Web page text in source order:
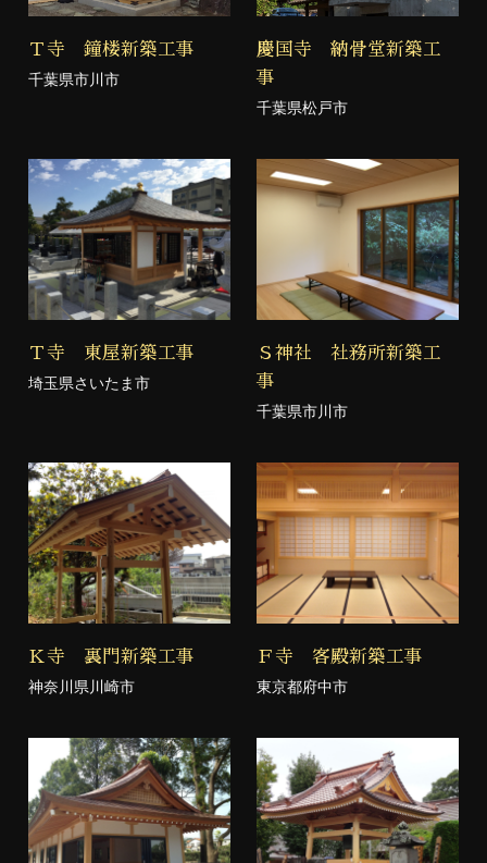
Ｔ寺 鐘楼新築工事
千葉県市川市
慶国寺 納骨堂新築工
事
千葉県松戸市
Ｔ寺 東屋新築工事
埼玉県さいたま市
Ｓ神社 社務所新築工
事
千葉県市川市
Ｋ寺 裏門新築工事
神奈川県川崎市
Ｆ寺 客殿新築工事
東京都府中市